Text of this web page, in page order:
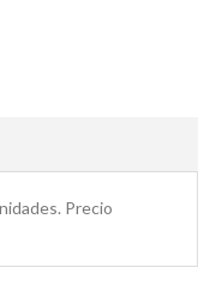
Precio